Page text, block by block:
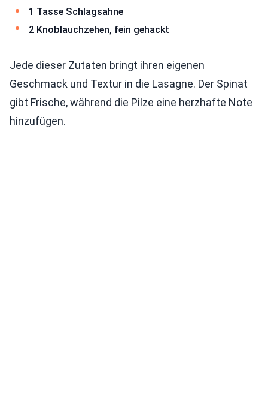
1 Tasse Schlagsahne
2 Knoblauchzehen, fein gehackt
Jede dieser Zutaten bringt ihren eigenen
Geschmack und Textur in die Lasagne. Der Spinat
gibt Frische, während die Pilze eine herzhafte Note
hinzufügen.